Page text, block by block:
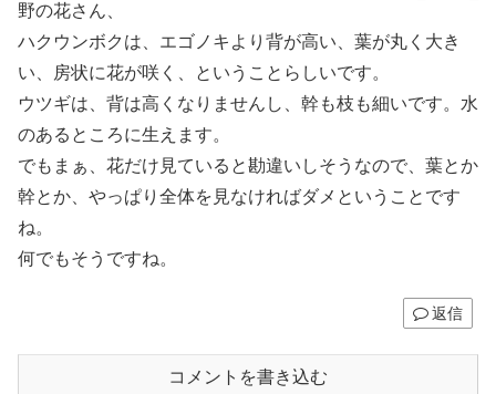
野の花さん、
ハクウンボクは、エゴノキより背が高い、葉が丸く大き
い、房状に花が咲く、ということらしいです。
ウツギは、背は高くなりませんし、幹も枝も細いです。水
のあるところに生えます。
でもまぁ、花だけ見ていると勘違いしそうなので、葉とか
幹とか、やっぱり全体を見なければダメということです
ね。
何でもそうですね。
返信
コメントを書き込む